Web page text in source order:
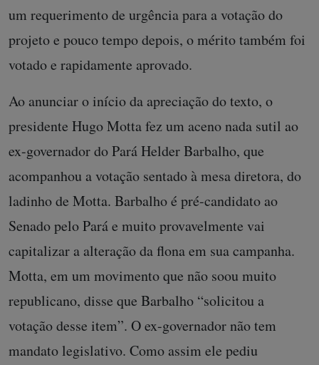
um requerimento de urgência para a votação do
projeto e pouco tempo depois, o mérito também foi
votado e rapidamente aprovado.
Ao anunciar o início da apreciação do texto, o
presidente Hugo Motta fez um aceno nada sutil ao
ex-governador do Pará Helder Barbalho, que
acompanhou a votação sentado à mesa diretora, do
ladinho de Motta. Barbalho é pré-candidato ao
Senado pelo Pará e muito provavelmente vai
capitalizar a alteração da flona em sua campanha.
Motta, em um movimento que não soou muito
republicano, disse que Barbalho “solicitou a
votação desse item”. O ex-governador não tem
mandato legislativo. Como assim ele pediu